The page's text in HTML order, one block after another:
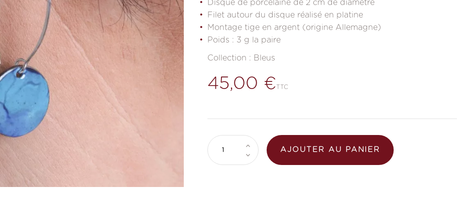
Disque de porcelaine de 2 cm de diamètre
Filet autour du disque réalisé en platine
Montage tige en argent (origine Allemagne)
Poids : 3 g la paire
Collection : Bleus
45,00 € TTC
AJOUTER AU PANIER